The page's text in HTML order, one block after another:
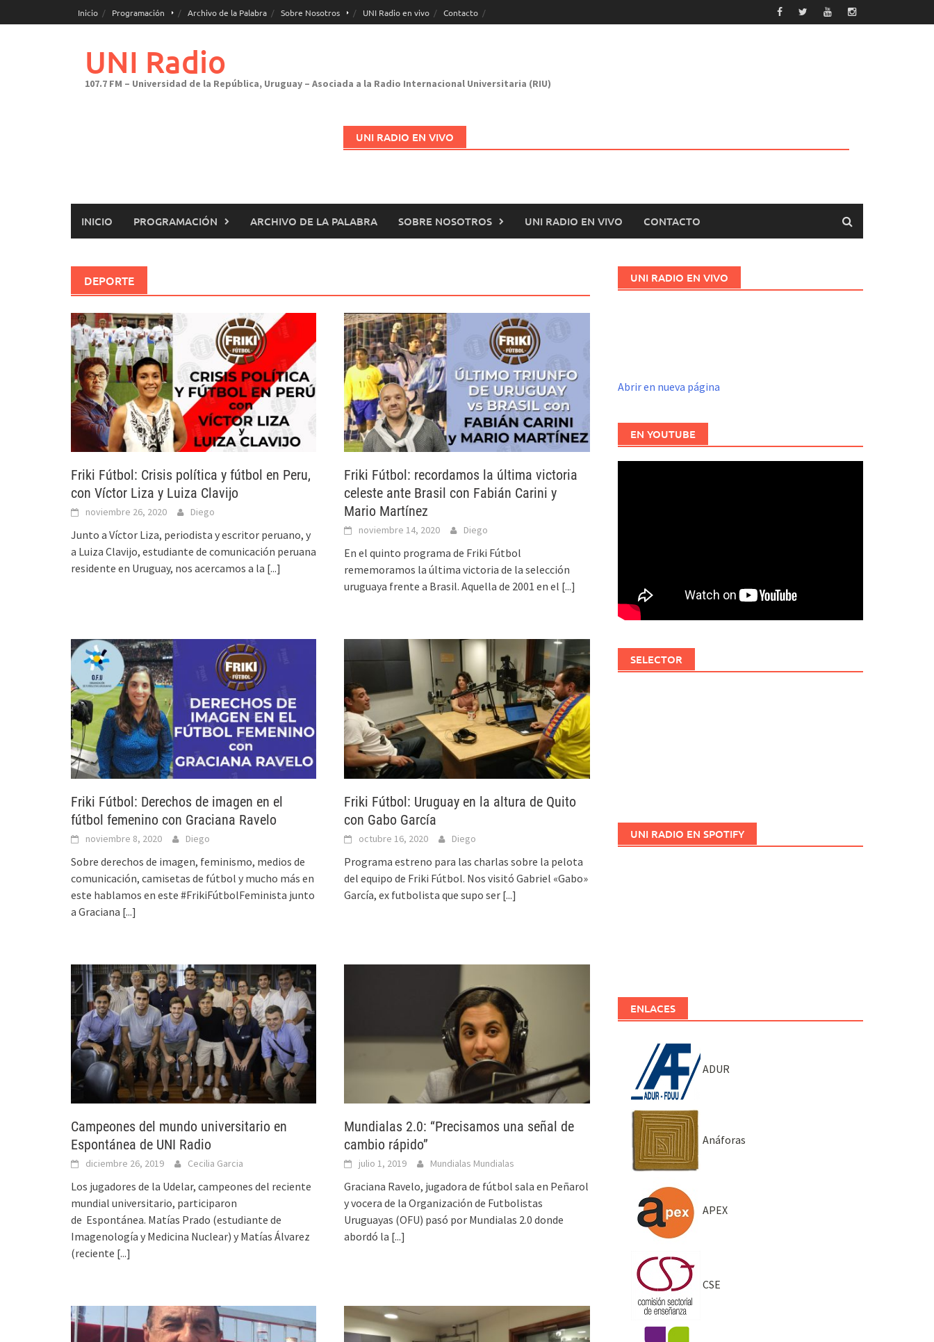
al
Inicio Programación Archivo de la Palabra Sobre Nosotros UNI Radio en vivo Contacto
UNI Radio
107.7 FM – Universidad de la República, Uruguay – Asociada a la Radio Internacional Universitaria (RIU)
UNI RADIO EN VIVO
INICIO PROGRAMACIÓN ARCHIVO DE LA PALABRA SOBRE NOSOTROS UNI RADIO EN VIVO CONTACTO
DEPORTE
Friki Fútbol: Crisis política y fútbol en Peru,
con Víctor Liza y Luiza Clavijo
noviembre 26, 2020 Diego
Junto a Víctor Liza, periodista y escritor peruano, y
a Luiza Clavijo, estudiante de comunicación peruana
residente en Uruguay, nos acercamos a la [...]
Friki Fútbol: recordamos la última victoria
celeste ante Brasil con Fabián Carini y
Mario Martínez
noviembre 14, 2020 Diego
En el quinto programa de Friki Fútbol
rememoramos la última victoria de la selección
uruguaya frente a Brasil. Aquella de 2001 en el [...]
Friki Fútbol: Derechos de imagen en el
fútbol femenino con Graciana Ravelo
noviembre 8, 2020 Diego
Sobre derechos de imagen, feminismo, medios de
comunicación, camisetas de fútbol y mucho más en
este hablamos en este #FrikiFútbolFeminista junto
a Graciana [...]
Friki Fútbol: Uruguay en la altura de Quito
con Gabo García
octubre 16, 2020 Diego
Programa estreno para las charlas sobre la pelota
del equipo de Friki Fútbol. Nos visitó Gabriel «Gabo»
García, ex futbolista que supo ser [...]
Campeones del mundo universitario en
Espontánea de UNI Radio
diciembre 26, 2019 Cecilia Garcia
Los jugadores de la Udelar, campeones del reciente
mundial universitario, participaron
de Espontánea. Matías Prado (estudiante de
Imagenología y Medicina Nuclear) y Matías Álvarez
(reciente [...]
Mundialas 2.0: “Precisamos una señal de
cambio rápido”
julio 1, 2019 Mundialas Mundialas
Graciana Ravelo, jugadora de fútbol sala en Peñarol
y vocera de la Organización de Futbolistas
Uruguayas (OFU) pasó por Mundialas 2.0 donde
abordó la [...]
UNI RADIO EN VIVO
Abrir en nueva página
EN YOUTUBE
SELECTOR
UNI RADIO EN SPOTIFY
ENLACES
ADUR
Anáforas
APEX
CSE